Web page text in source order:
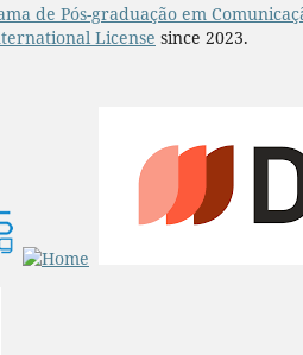
de Pós-graduação em
License since 2023.